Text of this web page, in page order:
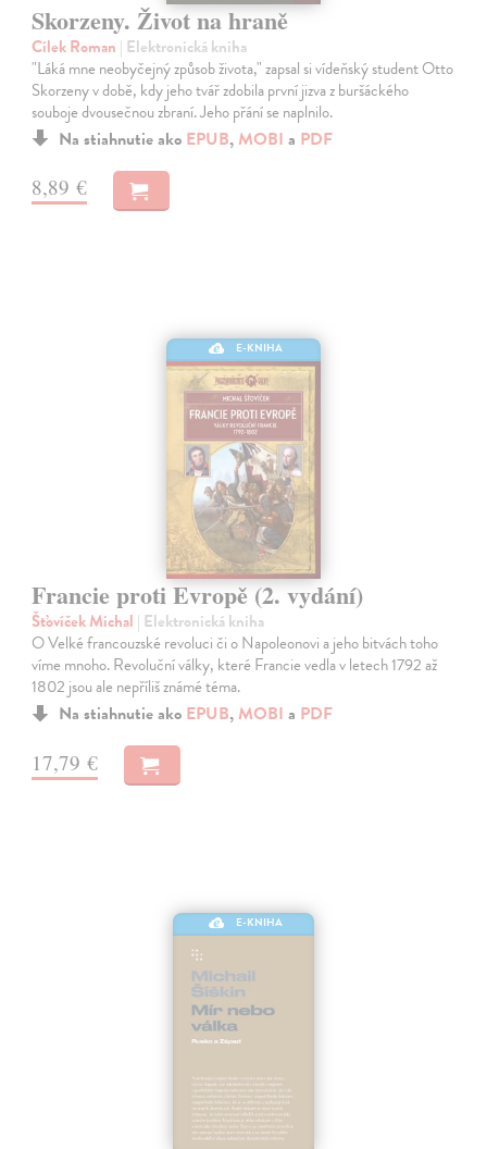
Skorzeny. Život na hraně
Cílek Roman | Elektronická kniha
"Láká mne neobyčejný způsob života," zapsal si vídeňský student Otto
Skorzeny v době, kdy jeho tvář zdobila první jizva z buršáckého
souboje dvousečnou zbraní. Jeho přání se naplnilo.
Na stiahnutie ako EPUB, MOBI a PDF
8,89 €
E-KNIHA
Francie proti Evropě (2. vydání)
Šťovíček Michal | Elektronická kniha
O Velké francouzské revoluci či o Napoleonovi a jeho bitvách toho
víme mnoho. Revoluční války, které Francie vedla v letech 1792 až
1802 jsou ale nepříliš známé téma.
Na stiahnutie ako EPUB, MOBI a PDF
17,79 €
E-KNIHA